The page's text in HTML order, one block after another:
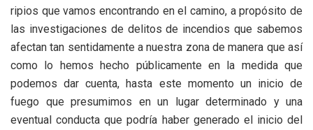
ripios que vamos encontrando en el camino, a propósito de
las investigaciones de delitos de incendios que sabemos
afectan tan sentidamente a nuestra zona de manera que así
como lo hemos hecho públicamente en la medida que
podemos dar cuenta, hasta este momento un inicio de
fuego que presumimos en un lugar determinado y una
eventual conducta que podría haber generado el inicio del